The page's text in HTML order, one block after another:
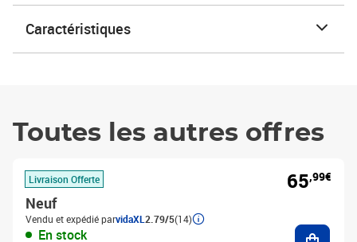
Caractéristiques
Toutes les autres offres
Livraison Offerte
Neuf
Vendu et expédié parvidaXL 2.79/5(14)
En stock
65,99€